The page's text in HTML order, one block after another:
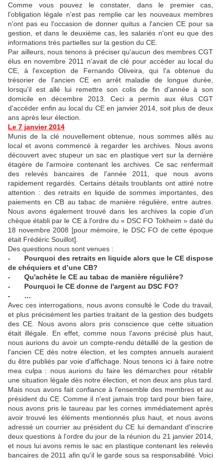
Comme vous pouvez le constater, dans le premier cas,
l'obligation légale n'est pas remplie car les nouveaux membres
n'ont pas eu l'occasion de donner quitus a l'ancien CE pour sa
gestion, et dans le deuxième cas, les salariés n'ont eu que des
informations très partielles sur la gestion du CE.
Par ailleurs, nous tenons à préciser qu'aucun des membres CGT
élus en novembre 2011 n'avait de clé pour accéder au local du
CE, à l'exception de Fernando Oliveira, qui l'a obtenue du
trésorier de l'ancien CE en arrêt maladie de longue durée,
lorsqu'il est allé lui remettre son colis de fin d'année à son
domicile en décembre 2013. Ceci a permis aux élus CGT
d'accéder enfin au local du CE en janvier 2014, soit plus de deux
ans après leur élection.
Le 7 janvier 2014
Munis de la clé nouvellement obtenue, nous sommes allés au
local et avons commencé à regarder les archives. Nous avons
découvert avec stupeur un sac en plastique vert sur la dernière
étagère de l'armoire contenant les archives. Ce sac renfermait
des relevés bancaires de l'année 2011, que nous avons
rapidement regardés. Certains détails troublants ont attiré notre
attention : des retraits en liquide de sommes importantes, des
paiements en CB au tabac de manière régulière, entre autres.
Nous avons également trouvé dans les archives la copie d'un
chèque établi par le CE à l'ordre du « DSC FO Tokheim » daté du
18 novembre 2008 [pour mémoire, le DSC FO de cette époque
était Frédéric Souillot].
Des questions nous sont venues :
- Pourquoi des retraits en liquide alors que le CE dispose
de chéquiers et d’une CB?
- Qu'achète le CE au tabac de manière régulière?
- Pourquoi le CE donne de l'argent au DSC FO?
- …
Avec ces interrogations, nous avons consulté le Code du travail,
et plus précisément les parties traitant de la gestion des budgets
des CE. Nous avons alors pris conscience que cette situation
était illégale. En effet, comme nous l'avons précisé plus haut,
nous aurions du avoir un compte-rendu détaillé de la gestion de
l'ancien CE dès notre élection, et les comptes annuels auraient
du être publiés par voie d'affichage. Nous tenons ici à faire notre
mea culpa : nous aurions du faire les démarches pour rétablir
une situation légale dès notre élection, et non deux ans plus tard.
Mais nous avons fait confiance à l'ensemble des membres et au
président du CE. Comme il n'est jamais trop tard pour bien faire,
nous avons pris le taureau par les cornes immédiatement après
avoir trouvé les éléments mentionnés plus haut, et nous avons
adressé un courrier au président du CE lui demandant d'inscrire
deux questions à l'ordre du jour de la réunion du 21 janvier 2014,
et nous lui avons remis le sac en plastique contenant les relevés
bancaires de 2011 afin qu'il le garde sous sa responsabilité. Voici